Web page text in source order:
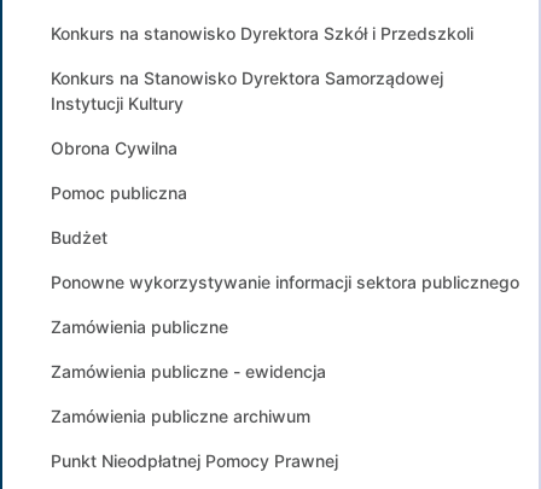
Konkurs na stanowisko Dyrektora Szkół i Przedszkoli
Konkurs na Stanowisko Dyrektora Samorządowej
Instytucji Kultury
Obrona Cywilna
Pomoc publiczna
Budżet
Ponowne wykorzystywanie informacji sektora publicznego
Zamówienia publiczne
Zamówienia publiczne - ewidencja
Zamówienia publiczne archiwum
Punkt Nieodpłatnej Pomocy Prawnej